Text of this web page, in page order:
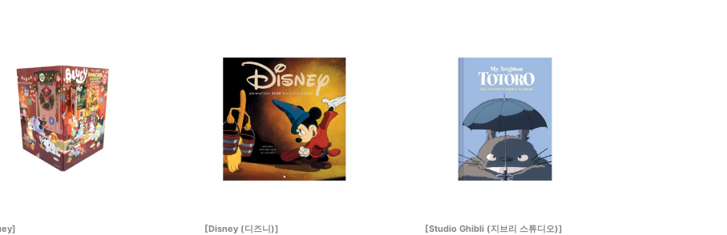
[Disney (디즈니)] [Studio Ghibli (지브리 스튜디오)]